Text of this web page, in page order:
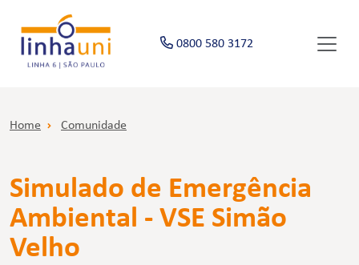
0800 580 3172
Home Comunidade
Simulado de Emergência
Ambiental - VSE Simão
Velho